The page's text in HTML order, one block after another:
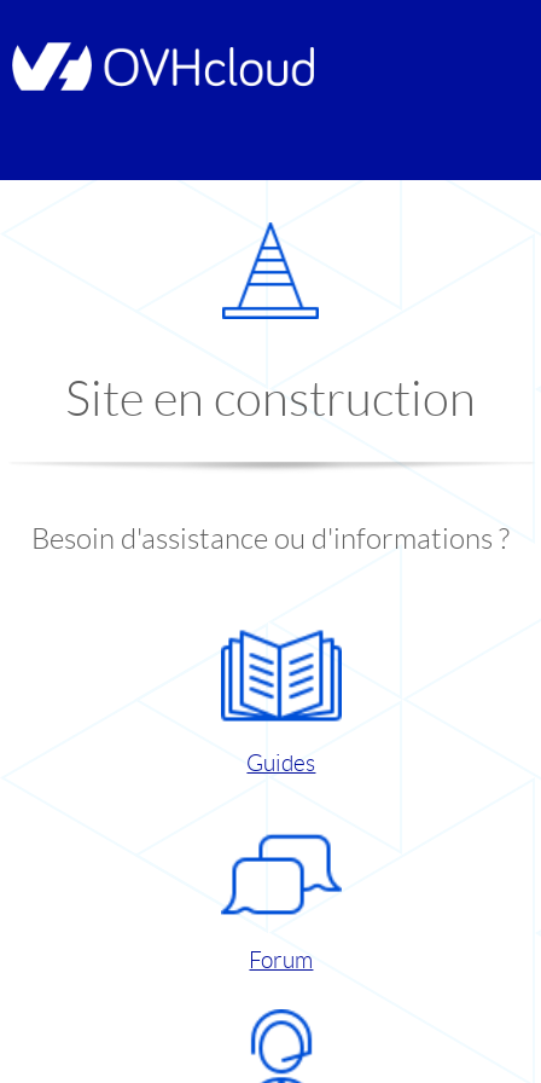
Site en construction
Besoin d'assistance ou d'informations ?
Guides
Forum